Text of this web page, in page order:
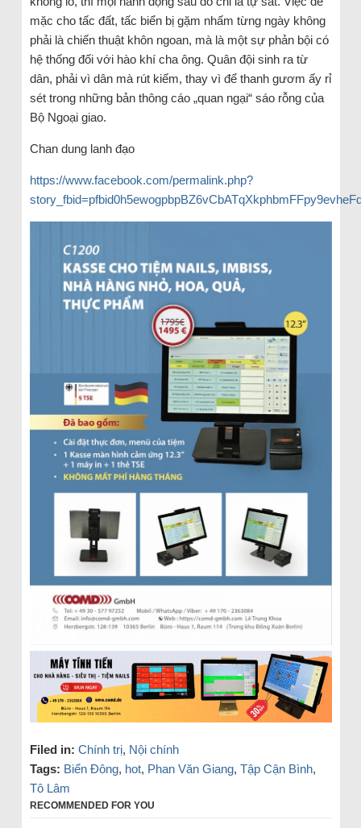
mặc cho tấc đất, tấc biển bị gặm nhấm từng ngày không
phải là chiến thuật khôn ngoan, mà là một sự phản bội có
hệ thống đối với hào khí cha ông. Quân đội sinh ra từ
dân, phải vì dân mà rút kiếm, thay vì để thanh gươm ấy rỉ
sét trong những bản thông cáo „quan ngại“ sáo rỗng của
Bộ Ngoại giao.
Chan dung lanh đạo
https://www.facebook.com/permalink.php?
Filed in: Chính trị, Nội chính
Tags: Biển Đông, hot, Phan Văn Giang, Tập Cận Bình,
Tô Lâm
RECOMMENDED FOR YOU